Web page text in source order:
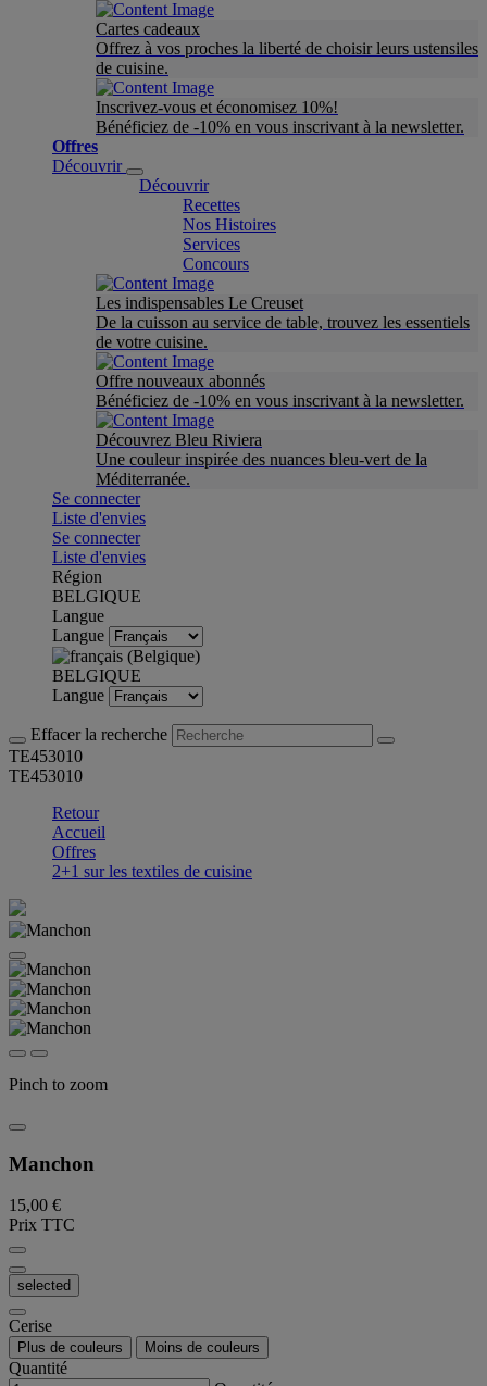
Cartes cadeaux
Offrez à vos proches la liberté de choisir leurs ustensiles
de cuisine.
Inscrivez-vous et économisez 10%!
Bénéficiez de -10% en vous inscrivant à la newsletter.
Offres
Découvrir
Découvrir
Recettes
Nos Histoires
Services
Concours
Les indispensables Le Creuset
De la cuisson au service de table, trouvez les essentiels
de votre cuisine.
Offre nouveaux abonnés
Bénéficiez de -10% en vous inscrivant à la newsletter.
Découvrez Bleu Riviera
Une couleur inspirée des nuances bleu-vert de la
Méditerranée.
Se connecter
Liste d'envies
Se connecter
Liste d'envies
Région
BELGIQUE
Langue
Langue
BELGIQUE
Langue
Effacer la recherche
TE453010
TE453010
Retour
Accueil
Offres
2+1 sur les textiles de cuisine
Pinch to zoom
Manchon
15,00 €
Prix TTC
selected
Cerise
Plus de couleurs Moins de couleurs
Quantité